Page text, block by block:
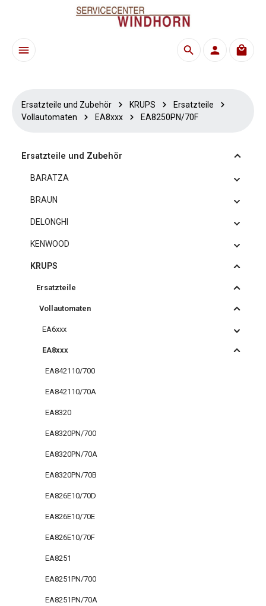
Zum Hauptinhalt springen
Ersatzteile und Zubehör KRUPS
Ersatzteile
Vollautomaten
EA8xxx EA8250PN/70F
Ersatzteile und Zubehör
BARATZA
BRAUN
DELONGHI
KENWOOD
KRUPS
Ersatzteile
Vollautomaten
EA6xxx
EA8xxx
EA842110/700
EA842110/70A
EA8320
EA8320PN/700
EA8320PN/70A
EA8320PN/70B
EA826E10/70D
EA826E10/70E
EA826E10/70F
EA8251
EA8251PN/700
EA8251PN/70A